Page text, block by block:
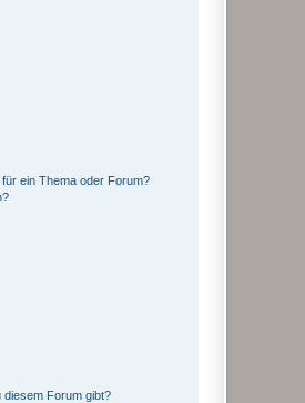
ein Thema oder Forum?
diesem Forum gibt?